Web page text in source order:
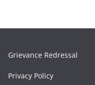
Grievance Redressal
Privacy Policy